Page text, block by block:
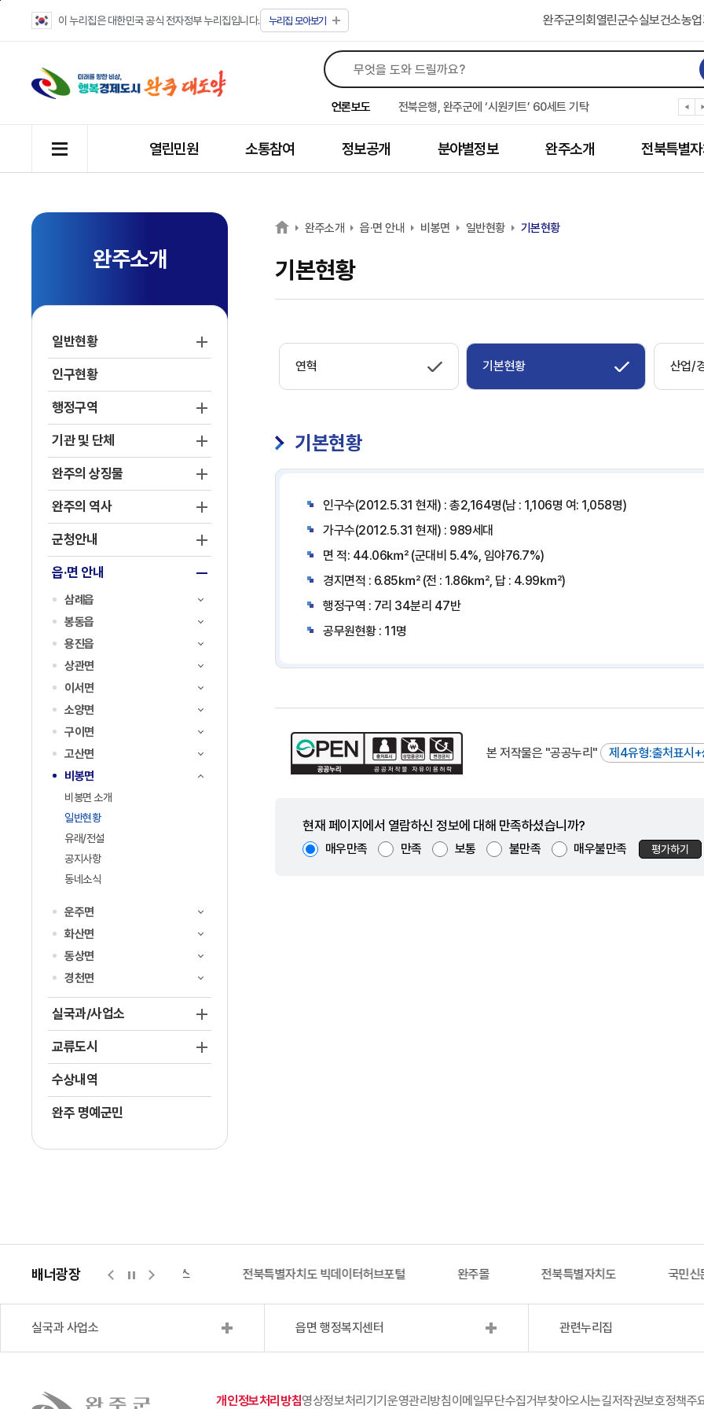
이 누리집은 대한민국 공식 전자정부 누리집입니다. 누리집 모아보기 완주군의회 열린군수실보건소농
언론보도
완주군 “여름휴가철 청소년 안전 지킨다”
완주 청소년, 삼성 임직원 만나 미래 진로 그린다
전북은행, 완주군에 ‘시원키트’ 60세트 기탁
㈜새눈, 완주군에 성금 1,000만 원 기탁
완주 봉동읍, 희망나눔가게·행복빨래방 만족도 조사
유희태 완주군수, 친환경 농업인 현장 목소리 경청
완주 미래라이온스, 경로당 냉장고 후원
완주 이서면, 홀몸 남성 위한 ‘이서천사 요리교실’
열린민원 소통참여 정보공개 분야별정보 완주소개 전북특별
완주소개
일반현황
인구현황
행정구역
기관 및 단체
완주의 상징물
완주의 역사
군청안내
읍·면 안내
삼례읍
봉동읍
용진읍
상관면
이서면
소양면
구이면
고산면
비봉면
비봉면 소개
일반현황
유래/전설
공지사항
동네소식
운주면
화산면
동상면
경천면
실국과/사업소
교류도시
수상내역
완주 명예군민
완주소개 읍·면 안내 비봉면 일반현황 기본현황
기본현황
연혁 기본현황 산업/
기본현황
인구수(2012.5.31 현재) : 총2,164명(남 : 1,106명 여: 1,058명)
가구수(2012.5.31 현재) : 989세대
면 적: 44.06㎢ (군대비 5.4%, 임야76.7%)
경지면적 : 6.85㎢ (전 : 1.86㎢, 답 : 4.99㎢)
행정구역 : 7리 34분리 47반
공무원현황 : 11명
본 저작물은 "공공누리" 제4유형:출처표시+
현재 페이지에서 열람하신 정보에 대해 만족하셨습니까?
매우만족 만족 보통 불만족 매우불만족 평가하기
배너광장
지적측량바로처리센터 위택스 전북특별자치도 빅데이터허브포털 완주몰 전북특별자치도 국민신
실국과 사업소 읍면 행정복지센터 관련누리집
개인정보처리방침영상정보처리기기운영관리방침이메일무단수집거부찾아오시는길저작권보호정책주